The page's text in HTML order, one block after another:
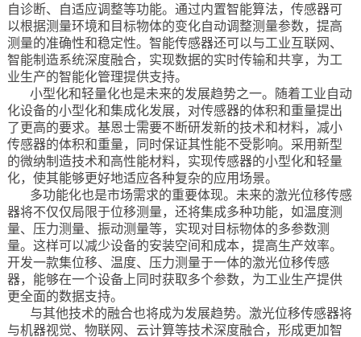
自诊断、自适应调整等功能。通过内置智能算法，传感器可
以根据测量环境和目标物体的变化自动调整测量参数，提高
测量的准确性和稳定性。智能传感器还可以与工业互联网、
智能制造系统深度融合，实现数据的实时传输和共享，为工
业生产的智能化管理提供支持。
小型化和轻量化也是未来的发展趋势之一。随着工业自动
化设备的小型化和集成化发展，对传感器的体积和重量提出
了更高的要求。基恩士需要不断研发新的技术和材料，减小
传感器的体积和重量，同时保证其性能不受影响。采用新型
的微纳制造技术和高性能材料，实现传感器的小型化和轻量
化，使其能够更好地适应各种复杂的应用场景。
多功能化也是市场需求的重要体现。未来的激光位移传感
器将不仅仅局限于位移测量，还将集成多种功能，如温度测
量、压力测量、振动测量等，实现对目标物体的多参数测
量。这样可以减少设备的安装空间和成本，提高生产效率。
开发一款集位移、温度、压力测量于一体的激光位移传感
器，能够在一个设备上同时获取多个参数，为工业生产提供
更全面的数据支持。
与其他技术的融合也将成为发展趋势。激光位移传感器将
与机器视觉、物联网、云计算等技术深度融合，形成更加智